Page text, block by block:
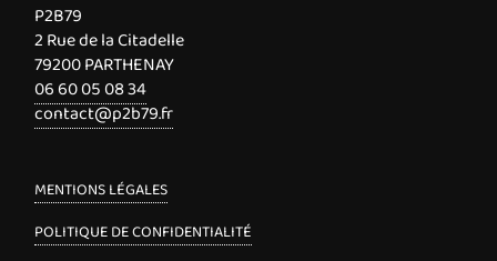
P2B79
2 Rue de la Citadelle
79200 PARTHENAY
06 60 05 08 34
contact@p2b79.fr
MENTIONS LÉGALES
POLITIQUE DE CONFIDENTIALITÉ